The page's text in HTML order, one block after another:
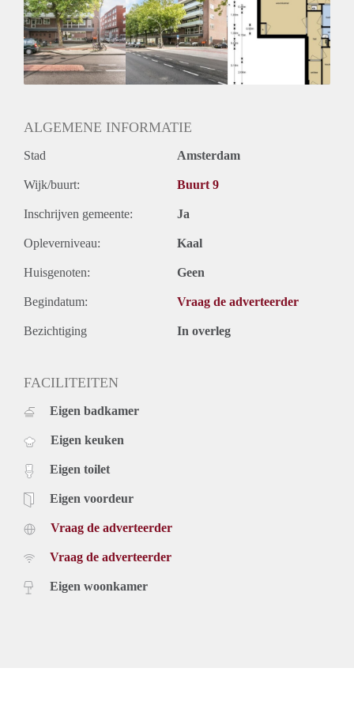
Niet mogelijk
Inkomen eis
3,2 X Maandhuur Bruto
Huurtermijn
Onbepaalde termijn
ALGEMENE INFORMATIE
Stad Amsterdam
Wijk/buurt: Buurt 9
Inschrijven gemeente: Ja
Opleverniveau: Kaal
Huisgenoten: Geen
Begindatum: Vraag de adverteerder
Bezichtiging In overleg
FACILITEITEN
Eigen badkamer
Eigen keuken
Eigen toilet
Eigen voordeur
Vraag de adverteerder
Vraag de adverteerder
Eigen woonkamer